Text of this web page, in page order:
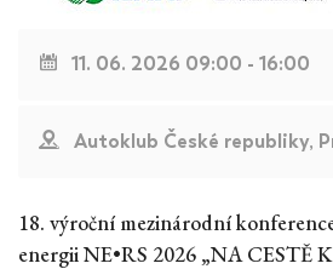
11. 06. 2026 09:00 - 16:00
Autoklub České republiky,
18. výroční mezinárodní
energii NE•RS 2026 „NA CESTĚ